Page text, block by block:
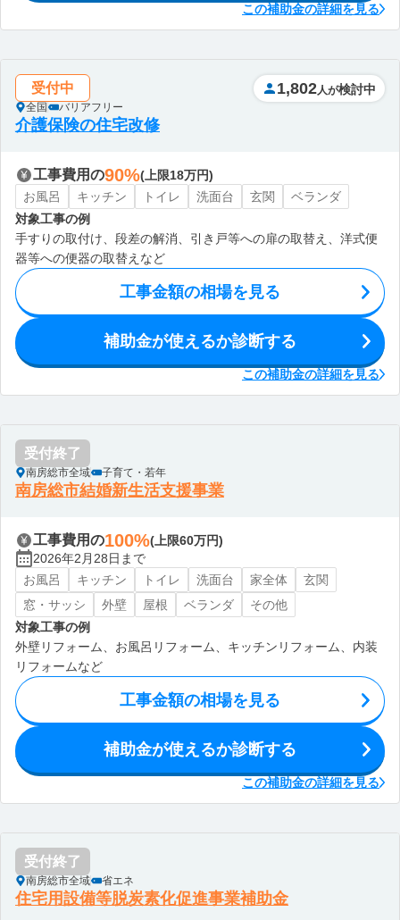
この補助金の詳細を見る
受付中
全国 バリアフリー
1,802 人が検討中
介護保険の住宅改修
工事費用の90%(上限18万円)
お風呂
キッチン トイレ 洗面台 玄関
ベランダ
対象工事の例
手すりの取付け、段差の解消、引き戸等への扉の取替え、洋式便
器等への便器の取替えなど
工事金額の相場を見る
補助金が使えるか診断する
この補助金の詳細を見る
受付終了
南房総市全域 子育て・若年
南房総市結婚新生活支援事業
工事費用の100%(上限60万円)
2026年2月28日まで
お風呂
キッチン トイレ 洗面台 家全体
玄関
窓・サッシ
外壁 屋根 ベランダ
その他
対象工事の例
外壁リフォーム、お風呂リフォーム、キッチンリフォーム、内装
リフォームなど
工事金額の相場を見る
補助金が使えるか診断する
この補助金の詳細を見る
受付終了
南房総市全域 省エネ
住宅用設備等脱炭素化促進事業補助金